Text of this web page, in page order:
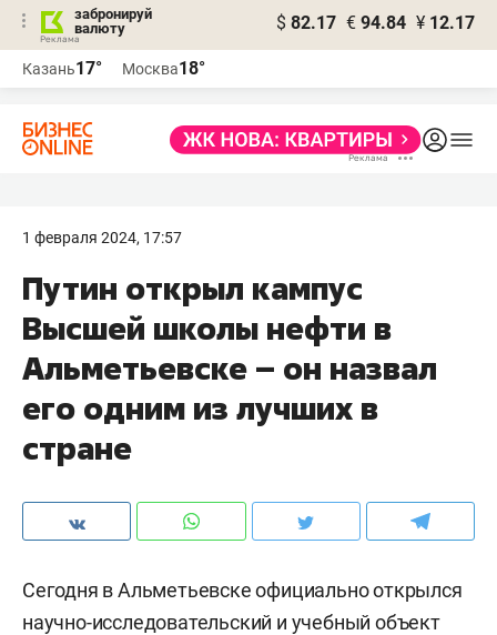
забронируй
валюту
$ 82.17 € 94.84 ¥ 12.17
Казань17° Москва18°
1 февраля 2024, 17:57
Путин открыл кампус
Высшей школы нефти в
Альметьевске – он назвал
его одним из лучших в
стране
Сегодня в Альметьевске официально открылся
научно-исследовательский и учебный объект